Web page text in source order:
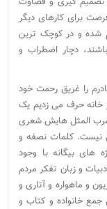
برای کارهای دیگر
شده و در کوچک ترین
دچار اضطراب و
را غریق رحمت خود
خانه حرف می زدیم یک
المثل هایش شعری
نیست. کلمات نصفه و
های بیگانه با وجود
و زبان تفکر مردم
و ماهواره و آتاری و
خانواده و کتاب و